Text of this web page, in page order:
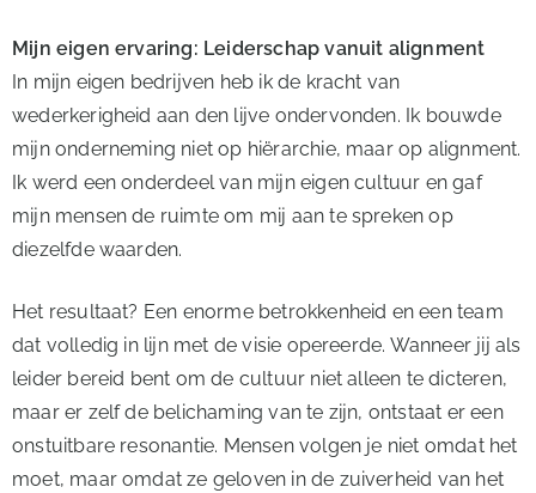
Mijn eigen ervaring: Leiderschap vanuit alignment
In mijn eigen bedrijven heb ik de kracht van
wederkerigheid aan den lijve ondervonden. Ik bouwde
mijn onderneming niet op hiërarchie, maar op alignment.
Ik werd een onderdeel van mijn eigen cultuur en gaf
mijn mensen de ruimte om mij aan te spreken op
diezelfde waarden.
Het resultaat? Een enorme betrokkenheid en een team
dat volledig in lijn met de visie opereerde. Wanneer jij als
leider bereid bent om de cultuur niet alleen te dicteren,
maar er zelf de belichaming van te zijn, ontstaat er een
onstuitbare resonantie. Mensen volgen je niet omdat het
moet, maar omdat ze geloven in de zuiverheid van het